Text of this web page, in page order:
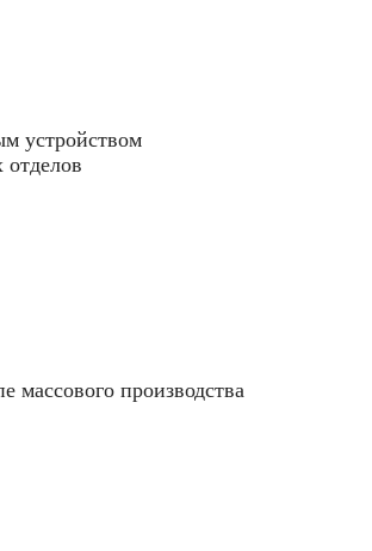
устройством
массового производства